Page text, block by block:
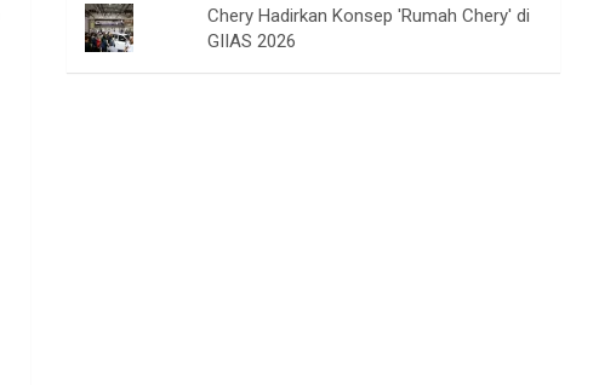
Chery Hadirkan Konsep 'Rumah Chery' di
GIIAS 2026